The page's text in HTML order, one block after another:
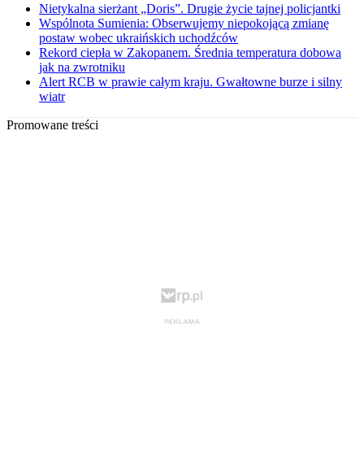
Nietykalna sierżant „Doris”. Drugie życie tajnej policjantki
Wspólnota Sumienia: Obserwujemy niepokojącą zmianę
postaw wobec ukraińskich uchodźców
Rekord ciepła w Zakopanem. Średnia temperatura dobowa
jak na zwrotniku
Alert RCB w prawie całym kraju. Gwałtowne burze i silny
wiatr
Promowane treści